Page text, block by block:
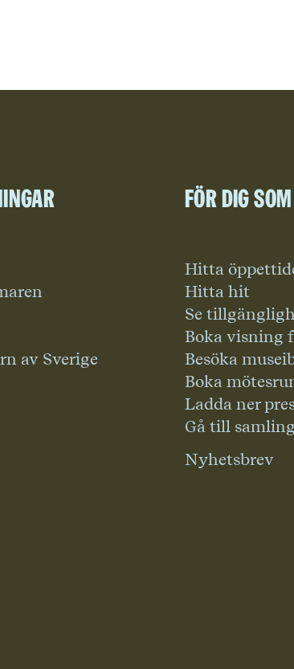
av Sverige
För dig
Hitta
Hitta hit
Se
Boka visning
Besöka
Boka
Ladda ner
Gå till
Nyhetsbrev